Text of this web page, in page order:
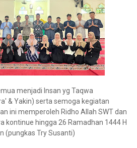
menjadi Insan yg Taqwa
& Yakin) serta semoga kegiatan
ini memperoleh Ridho Allah SWT dan
kontinue hingga 26 Ramadhan 1444 H
(pungkas Try Susanti)